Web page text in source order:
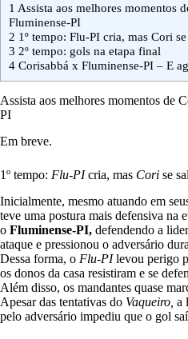
1 Assista aos melhores momentos
Fluminense-PI
2 1º tempo: Flu-PI cria, mas Cori
3 2º tempo: gols na etapa final
4 Corisabbá x Fluminense-PI – E
Assista aos melhores momentos de
PI
Em breve.
1º tempo: Flu-PIcria, mas Cori se
Inicialmente, mesmo atuando em
teve uma postura mais defensiva na
o Fluminense-PI, defendendo a
ataque e pressionou o adversário
Dessa forma, o Flu-PIlevou perigo
os donos da casa resistiram e se
Além disso, os mandantes quase
Apesar das tentativas do Vaqueiro, a
pelo adversário impediu que o gol